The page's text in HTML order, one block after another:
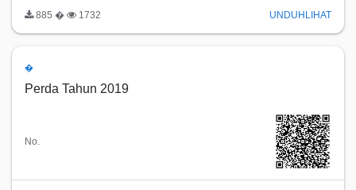
885 � 1732 UNDUH LIHAT
�
Perda Tahun 2019
No.